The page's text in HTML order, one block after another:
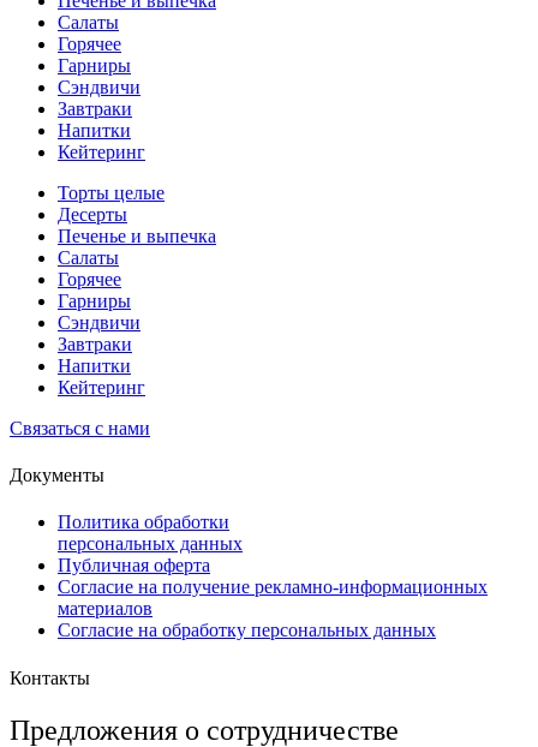
Салаты
Горячее
Гарниры
Сэндвичи
Завтраки
Напитки
Кейтеринг
Торты целые
Десерты
Печенье и выпечка
Салаты
Горячее
Гарниры
Сэндвичи
Завтраки
Напитки
Кейтеринг
Связаться с нами
Документы
Политика обработки
персональных данных
Публичная оферта
Согласие на получение рекламно-информационных
материалов
Согласие на обработку персональных данных
Контакты
Предложения о сотрудничестве